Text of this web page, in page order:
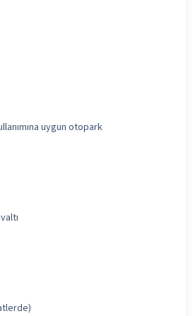
uygun otopark